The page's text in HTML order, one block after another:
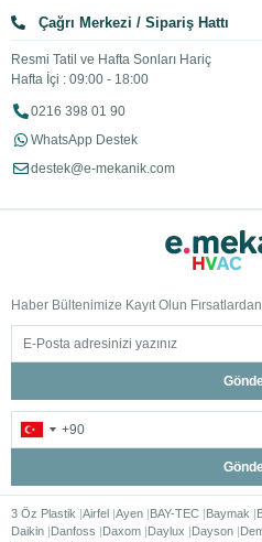
Çağrı Merkezi / Sipariş Hattı
Resmi Tatil ve Hafta Sonları Hariç
Hafta İçi : 09:00 - 18:00
0216 398 01 90
WhatsApp Destek
destek@e-mekanik.com
Haber Bültenimize Kayıt Olun
3 Öz Plastik Airfel Ayen BAY-TEC Baymak
Daikin Danfoss Daxom Daylux Dayson